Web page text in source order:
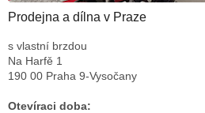
Prodejna a dílna v Praze
s vlastní brzdou
Na Harfě 1
190 00 Praha 9-Vysočany
Otevíraci doba: